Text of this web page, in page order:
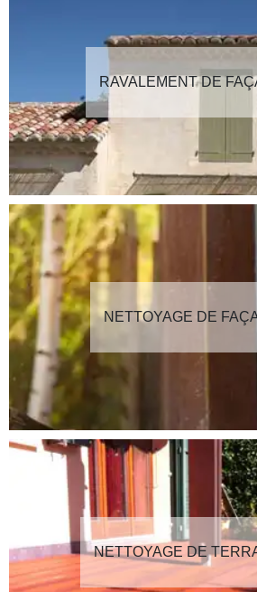
RAVALEMENT DE
NETTOYAGE DE
NETTOYAGE DE